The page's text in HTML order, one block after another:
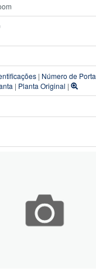
| Número de Porta
| Planta Original |